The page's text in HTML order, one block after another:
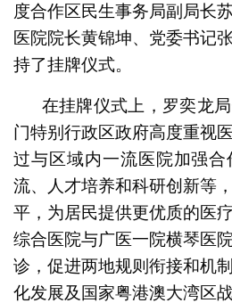
度合作区民生事务局副局长
医院院长黄锦坤、党委书记
持了挂牌仪式。
在挂牌仪式上，罗奕龙
门特别行政区政府高度重视
过与区域内一流医院加强
流、人才培养和科研创新等
平，为居民提供更优质的医
综合医院与广医一院横琴医
诊，促进两地规则衔接和机
化发展及国家粤港澳大湾区